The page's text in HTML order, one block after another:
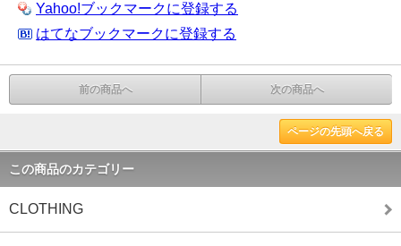
Yahoo!ブックマークに登録する
はてなブックマークに登録する
前の商品へ 次の商品へ
ページの先頭へ戻る
この商品のカテゴリー
CLOTHING